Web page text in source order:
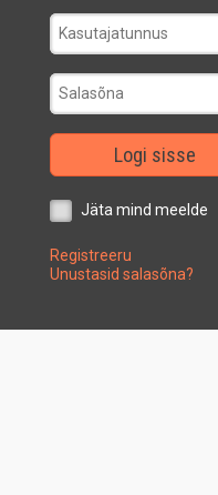
Logi sisse
Jäta mind meelde
Registreeru
Unustasid salasõna?